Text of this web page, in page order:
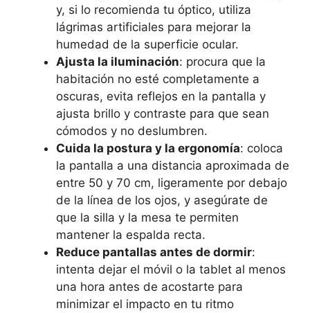
y, si lo recomienda tu óptico, utiliza
lágrimas artificiales para mejorar la
humedad de la superficie ocular.
Ajusta la iluminación: procura que la
habitación no esté completamente a
oscuras, evita reflejos en la pantalla y
ajusta brillo y contraste para que sean
cómodos y no deslumbren.
Cuida la postura y la ergonomía: coloca
la pantalla a una distancia aproximada de
entre 50 y 70 cm, ligeramente por debajo
de la línea de los ojos, y asegúrate de
que la silla y la mesa te permiten
mantener la espalda recta.
Reduce pantallas antes de dormir:
intenta dejar el móvil o la tablet al menos
una hora antes de acostarte para
minimizar el impacto en tu ritmo